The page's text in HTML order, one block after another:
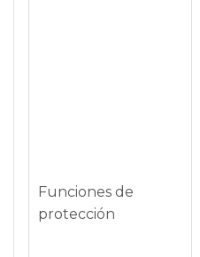
Funciones de
protección